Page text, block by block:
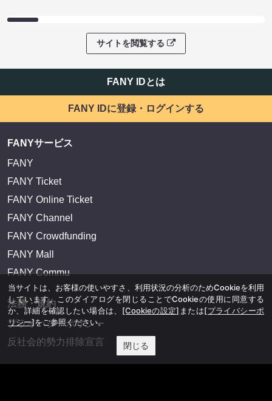
サイトを閲覧する
FANY IDとは
FANY IDに登録・ログインする
FANYサービス
FANY
FANY Ticket
FANY Online Ticket
FANY Channel
FANY Crowdfunding
FANY Mall
FANY Commu
法務・規約
プライバシーポリシー
反社会的勢力排除宣言
当サイトは、お客様の使いやすさ、利用状況の分析のためCookieを利用
しています。このダイアログを閉じることでCookieの使用に同意する
か、詳細を確認したい場合は、 [Cookieの設定] または[プライバシーポ
リシー]をご参照ください。
閉じる